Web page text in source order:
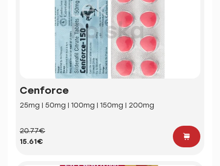
Cenforce
25mg | 50mg | 100mg | 150mg | 200mg
20.77€
15.61€